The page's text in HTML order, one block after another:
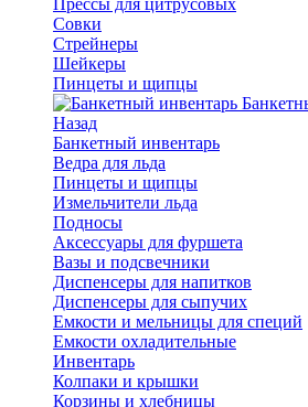
Совки
Стрейнеры
Шейкеры
Пинцеты и щипцы
Назад
Банкетный инвентарь
Ведра для льда
Пинцеты и щипцы
Измельчители льда
Подносы
Аксессуары для фуршета
Вазы и подсвечники
Диспенсеры для напитков
Диспенсеры для сыпучих
Емкости и мельницы для специй
Емкости охладительные
Инвентарь
Колпаки и крышки
Корзины и хлебницы